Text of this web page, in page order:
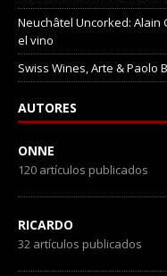
Neuchâtel Uncorked:
el vino
Swiss Wines, Arte & Paolo
AUTORES
ONNE
120 artículos publicados
RICARDO
32 artículos publicados